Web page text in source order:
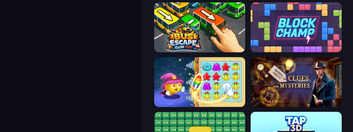
Bus Escape: Clear Jam Block Champ
Candy Riddles Hidden Object: Clues and Mysteries